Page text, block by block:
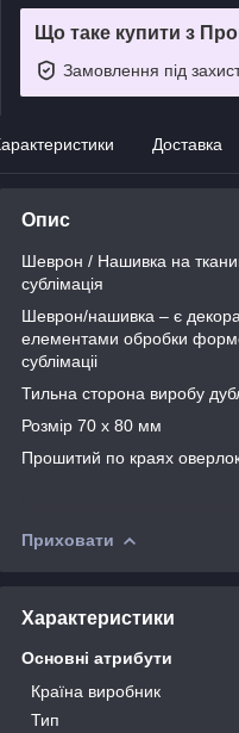
Що таке купити з
Замовлення під
Доставка
Опис
Шеврон / Нашивка на
сублімація
Шеврон/нашивка – є
елементами обробки
сублімаціі
Тильна сторона виробу
Розмір 70 х 80 мм
Прошитий по краях
Приховати
Характеристики
Основні атрибути
Країна виробник
Тип